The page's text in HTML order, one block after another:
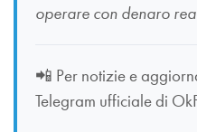
operare con denaro
📲 Per notizie e
Telegram ufficiale di